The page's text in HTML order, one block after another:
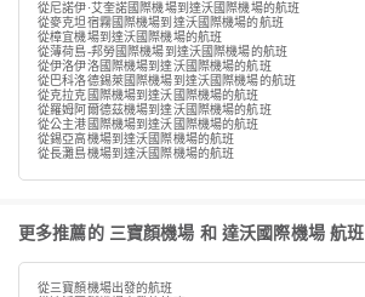
從尼諾伊·艾奎諾國際機場到達沃國際機場的航班
從麥克坦宿霧國際機場到達沃國際機場的航班
從樟宜機場到達沃國際機場的航班
從薄荷島-邦勞國際機場到達沃國際機場的航班
從伊洛伊洛國際機場到達沃國際機場的航班
從巴科洛德錫萊國際機場到達沃國際機場的航班
從克拉克國際機場到達沃國際機場的航班
從羅姆阿爾德茲機場到達沃國際機場的航班
從公主港國際機場到達沃國際機場的航班
從錫亞高機場到達沃國際機場的航班
從長灘島機場到達沃國際機場的航班
更多推薦的 三寶顏機場 和 達沃國際機場 航班
從三寶顏機場出發的航班